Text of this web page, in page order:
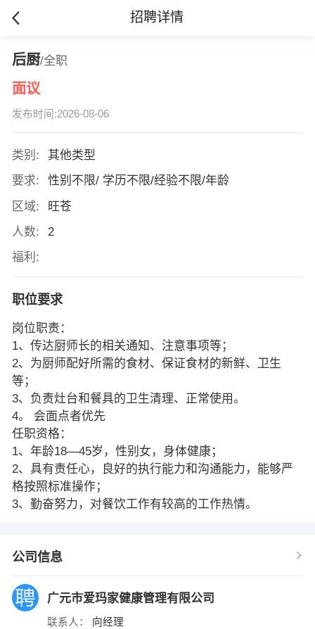
招聘详情
后厨/全职
面议
发布时间:2026-08-06
类别:
其他类型
要求:
性别不限/ 学历不限/经验不限/年龄
区域:
旺苍
人数:
2
福利:
职位要求
岗位职责：
1、传达厨师长的相关通知、注意事项等；
2、为厨师配好所需的食材、保证食材的新鲜、卫生
等；
3、负责灶台和餐具的卫生清理、正常使用。
4。 会面点者优先
任职资格：
1、年龄18—45岁，性别女，身体健康；
2、具有责任心，良好的执行能力和沟通能力，能够严
格按照标准操作；
3、勤奋努力，对餐饮工作有较高的工作热情。
公司信息
广元市爱玛家健康管理有限公司
联系人： 向经理